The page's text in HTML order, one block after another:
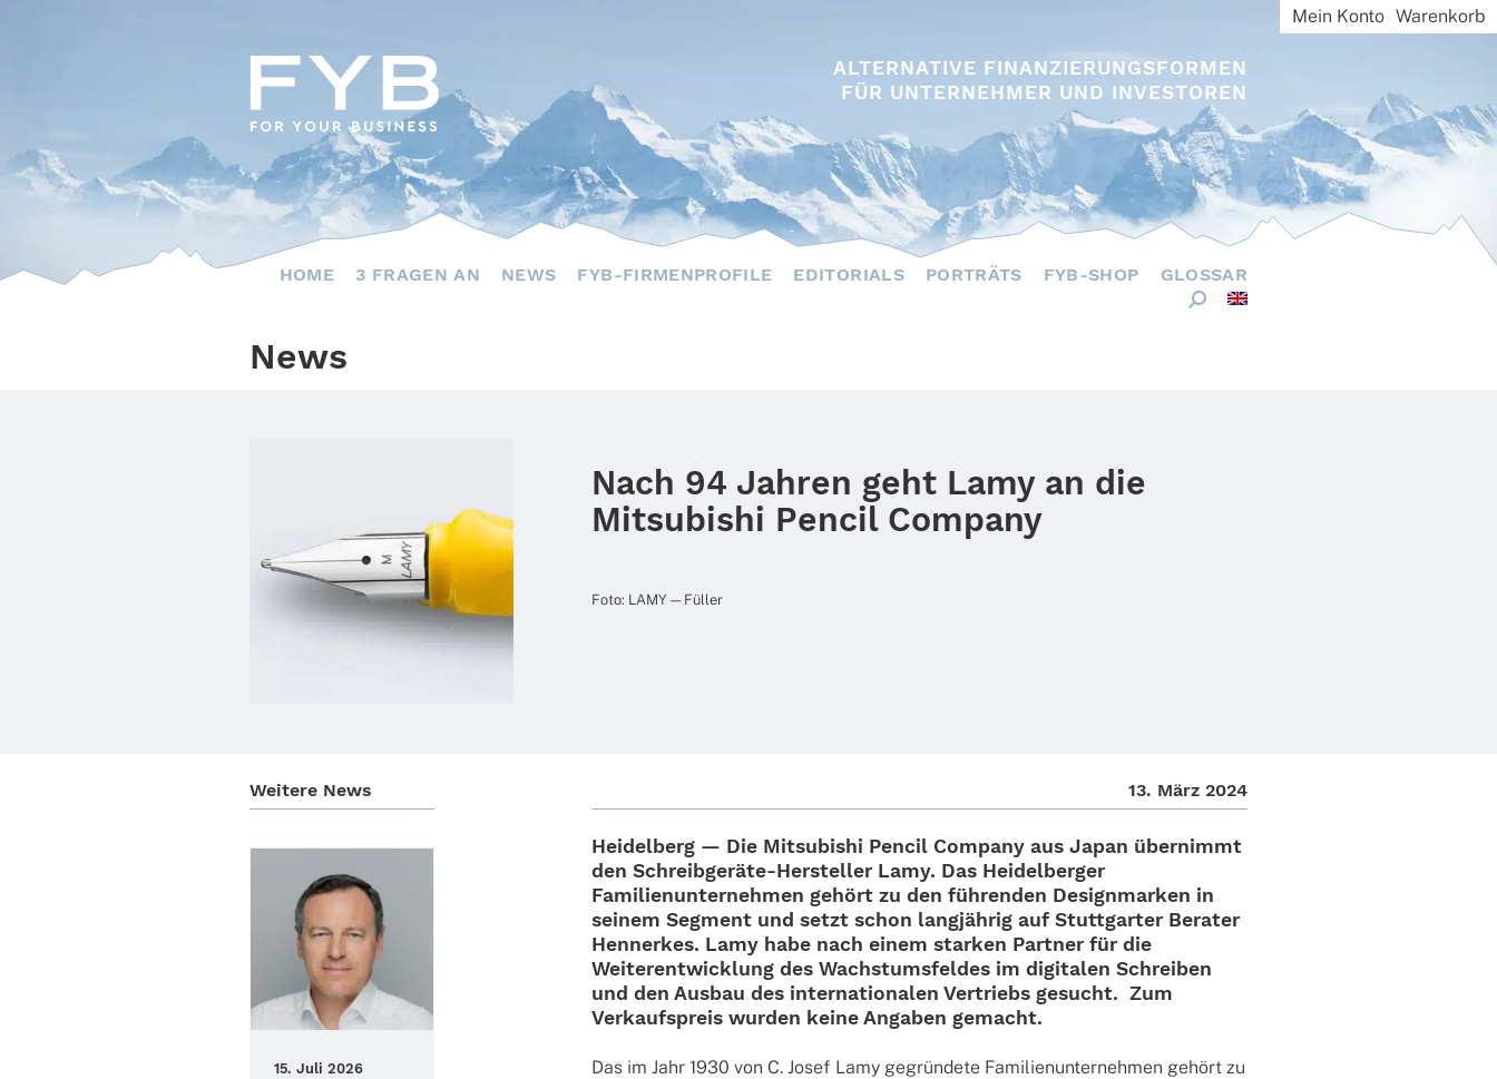
ALTERNATIVE FINANZIERUNGSFORMEN
FÜR UNTERNEHMER UND INVESTOREN
Mein Konto Warenkorb
HOME 3 FRAGEN AN NEWS FYB-FIRMENPROFILE EDITORIALS PORTRÄTS FYB-SHOP GLOSSAR
News
Nach 94 Jahren geht Lamy an die
Mitsubishi Pencil Company
Foto: LAMY — Füller
Weitere News
15. Juli 2026
13. März 2024
Heidel­berg — Die Mitsu­bi­shi Pencil Company aus Japan über­nimmt
den Schrei­b­­ge­räte-Hers­tel­­ler Lamy. Das Heidel­ber­ger
Fami­li­en­un­ter­neh­men gehört zu den führen­den Design­mar­ken in
seinem Segment und setzt schon lang­jäh­rig auf Stutt­gar­ter Bera­ter
Henner­kes. Lamy habe nach einem star­ken Part­ner für die
Weiter­ent­wick­lung des Wachs­tums­fel­des im digi­ta­len Schrei­ben
und den Ausbau des inter­na­tio­na­len Vertriebs gesucht. Zum
Verkaufs­preis wurden keine Anga­ben gemacht.
Das im Jahr 1930 von C. Josef Lamy gegrün­dete Fami­li­en­un­ter­neh­men gehört zu